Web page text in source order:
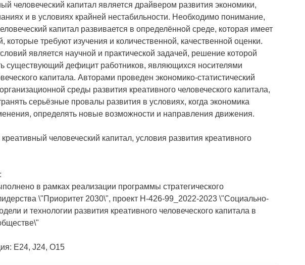
человеческий капитал является драйвером развития экономики,
и в условиях крайней нестабильности. Необходимо понимание,
капитал развивается в определённой среде, которая имеет
которые требуют изучения и количественной, качественной оценки.
является научной и практической задачей, решение которой
существующий дефицит работников, являющихся носителями
капитала. Авторами проведен экономико-статистический
среды развития креативного человеческого капитала,
серьёзные провалы развития в условиях, когда экономика
определять новые возможности и направления движения.
человеческий капитал, условия развития креативного
в рамках реализации программы стратегического
\"Приоритет 2030\", проект Н-426-99_2022-2023 \"Социально-
и технологии развития креативного человеческого капитала в
E24, J24, O15